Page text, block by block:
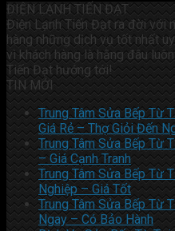
ĐIỆN LẠNH TIẾN ĐẠT
Điện Lạnh Tiến Đạt ra đời với
hàng những dịch vụ tốt nhất
vì khách hàng là hằng đâu
Tiến Đạt hướng tới!
TIN MỚI
Trung Tâm Sửa Bếp Từ
Giá Rẻ – Thợ Giỏi Đến
Trung Tâm Sửa Bếp Từ
– Giá Cạnh Tranh
Trung Tâm Sửa Bếp Từ
Nghiệp – Giá Tốt
Trung Tâm Sửa Bếp Từ
Ngay – Có Bảo Hành